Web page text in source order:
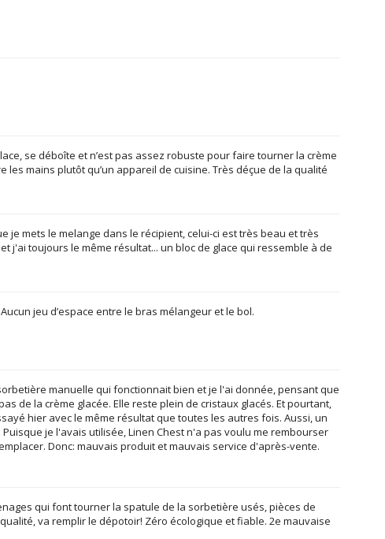
se déboîte et n’est pas assez robuste pour faire tourner la crème
les mains plutôt qu’un appareil de cuisine. Très déçue de la qualité
je mets le melange dans le récipient, celui-ci est très beau et très
j'ai toujours le même résultat... un bloc de glace qui ressemble à de
jeu d’espace entre le bras mélangeur et le bol.
manuelle qui fonctionnait bien et je l'ai donnée, pensant que
de la crème glacée. Elle reste plein de cristaux glacés. Et pourtant,
hier avec le même résultat que toutes les autres fois. Aussi, un
je l'avais utilisée, Linen Chest n'a pas voulu me rembourser
Donc: mauvais produit et mauvais service d'après-vente.
qui font tourner la spatule de la sorbetière usés, pièces de
va remplir le dépotoir! Zéro écologique et fiable. 2e mauvaise